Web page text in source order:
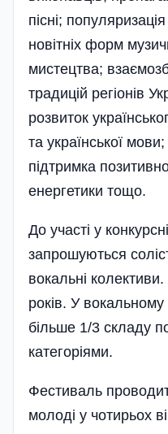
пісні;
новітніх форм
мистецтва;
традицій регіонів
розвиток
та української
підтримка
енергетики тощо.
До участі у
запрошуються
вокальні
років. У вокальному
більше 1/3 складу
категоріями.
Фестиваль
молоді у чотирьох